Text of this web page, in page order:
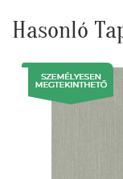
Hasonló